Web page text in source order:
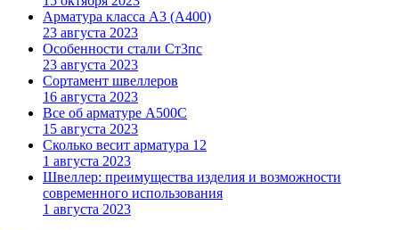
Арматура класса А3 (А400)
23 августа 2023
Особенности стали Ст3пс
23 августа 2023
Сортамент швеллеров
16 августа 2023
Все об арматуре А500С
15 августа 2023
Сколько весит арматура 12
1 августа 2023
Швеллер: преимущества изделия и возможности
современного использования
1 августа 2023